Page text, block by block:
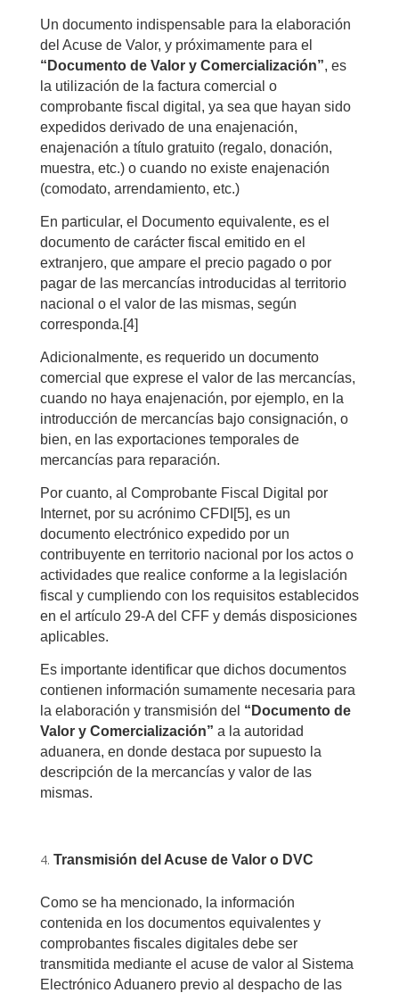
Un documento indispensable para la elaboración
del Acuse de Valor, y próximamente para el
“Documento de Valor y Comercialización”, es
la utilización de la factura comercial o
comprobante fiscal digital, ya sea que hayan sido
expedidos derivado de una enajenación,
enajenación a título gratuito (regalo, donación,
muestra, etc.) o cuando no existe enajenación
(comodato, arrendamiento, etc.)
En particular, el Documento equivalente, es el
documento de carácter fiscal emitido en el
extranjero, que ampare el precio pagado o por
pagar de las mercancías introducidas al territorio
nacional o el valor de las mismas, según
corresponda.[4]
Adicionalmente, es requerido un documento
comercial que exprese el valor de las mercancías,
cuando no haya enajenación, por ejemplo, en la
introducción de mercancías bajo consignación, o
bien, en las exportaciones temporales de
mercancías para reparación.
Por cuanto, al Comprobante Fiscal Digital por
Internet, por su acrónimo CFDI [5], es un
documento electrónico expedido por un
contribuyente en territorio nacional por los actos o
actividades que realice conforme a la legislación
fiscal y cumpliendo con los requisitos establecidos
en el artículo 29-A del CFF y demás disposiciones
aplicables.
Es importante identificar que dichos documentos
contienen información sumamente necesaria para
la elaboración y transmisión del “Documento de
Valor y Comercialización” a la autoridad
aduanera, en donde destaca por supuesto la
descripción de la mercancías y valor de las
mismas.
Transmisión del Acuse de Valor o DVC
Como se ha mencionado, la información
contenida en los documentos equivalentes y
comprobantes fiscales digitales debe ser
transmitida mediante el acuse de valor al Sistema
Electrónico Aduanero previo al despacho de las